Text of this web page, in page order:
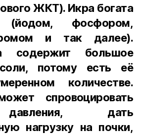
ЖКТ). Икра богата
(йодом, фосфором,
и так далее).
содержит большое
потому есть её
количестве.
спровоцировать
дать
нагрузку на почки,